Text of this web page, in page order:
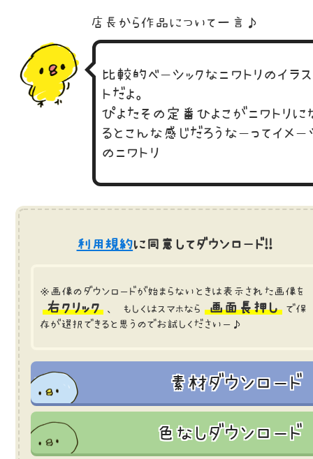
店長から作品に ついて一言♪
比較的ベーシックなニワトリのイラス
トだよ。
ぴよたその定番ひよこがニワトリに
るとこんな感じだろうなーってイメー
のニワトリ
利用規約に同意してダウンロード!!
※画像のダウンロードが始まらないときは表示された画像を
右クリック 、 もしくはスマホなら 画面長押し
で保
存が選択できると思うのでお試しくださいー♪
素材ダウンロード
色なしダウンロード